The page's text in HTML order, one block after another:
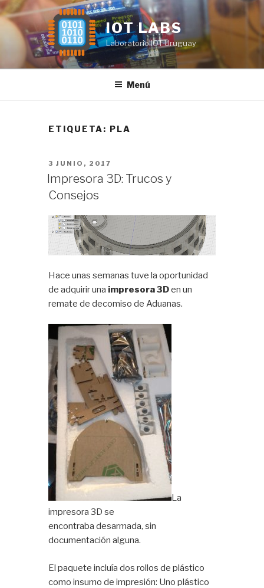
Saltar
al
contenido
IOT LABS
Laboratorio IOT Uruguay
Menú
ETIQUETA: PLA
PUBLICADO
EL
3 JUNIO, 2017
Impresora 3D: Trucos y
Consejos
Hace unas semanas tuve la oportunidad
de adquirir una impresora 3Den un
remate de decomiso de Aduanas.
La
impresora 3D se
encontraba desarmada, sin
documentación alguna.
El paquete incluía dos rollos de plástico
como insumo de impresión: Uno plástico